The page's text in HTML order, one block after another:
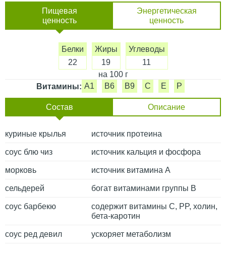
Пищевая
ценность
Энергетическая
ценность
Белки
22
Жиры
19
Углеводы
11
на 100 г
Витамины: A1 B6 B9 C E P
Состав Описание
куриные крылья источник протеина
соус блю чиз источник кальция и фосфора
морковь источник витамина А
сельдерей богат витаминами группы В
соус барбекю
содержит витамины С, PP, холин,
бета-каротин
соус ред девил ускоряет метаболизм